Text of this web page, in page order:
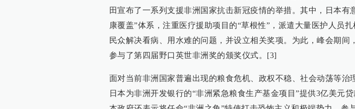
田宣布了一系列支援非洲国家抗击新冠疫情的举措。其中，日本有
康覆盖”体系，注重医疗援助项目的“草根性”，派遣大量医护人员
民众解决看病、用水难的问题，并设立相关奖项。为此，峰会期间
参与了第四届野口英世非洲奖的颁奖仪式。[3]
面对当前非洲国家普遍出现的粮食危机、政权不稳、社会动荡等治
日本为非洲开发银行的“非洲紧急粮食生产基金项目”提供3亿美元